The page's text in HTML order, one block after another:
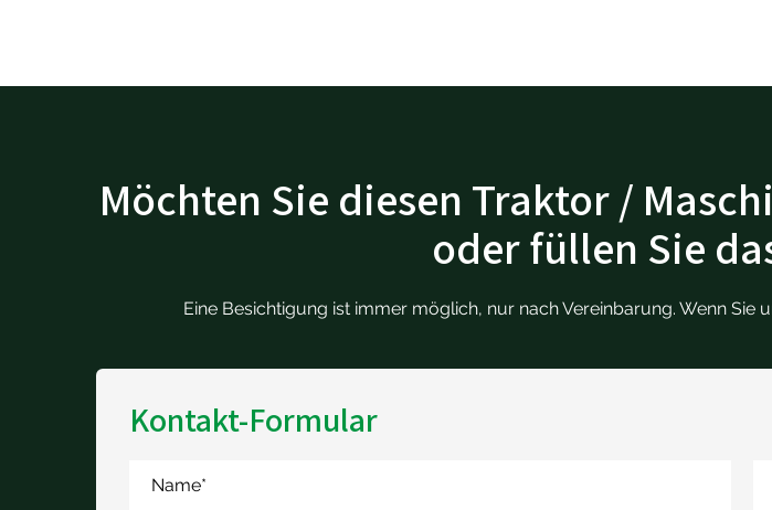
Möchten Sie diesen Traktor /
oder füllen Sie
Eine Besichtigung ist immer möglich, nur nach Vereinbarung. Wenn
Kontakt-Formular
Name*